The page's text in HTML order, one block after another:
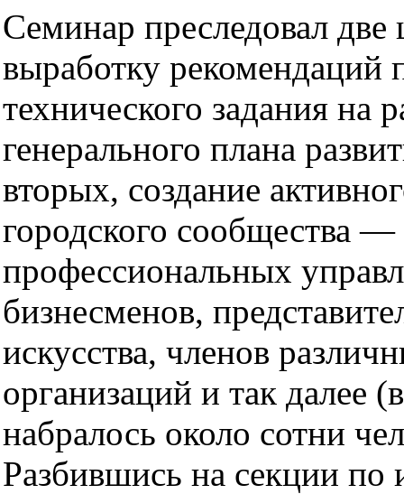
Семинар преследовал
выработку рекомендаций
технического задания на
генерального плана
вторых, создание
городского сообщества —
профессиональных
бизнесменов,
искусства, членов
организаций и так далее
набралось около сотни
Разбившись на секции по